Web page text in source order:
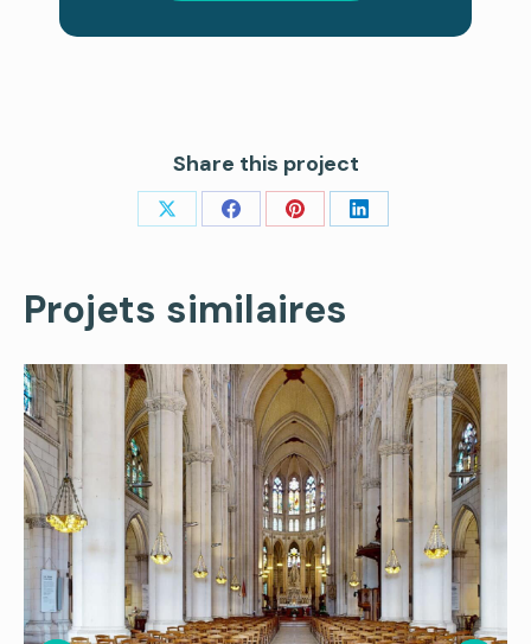
Share this project
Share
X
Share
Facebook
Share
Pinterest
Share
Projets similaires